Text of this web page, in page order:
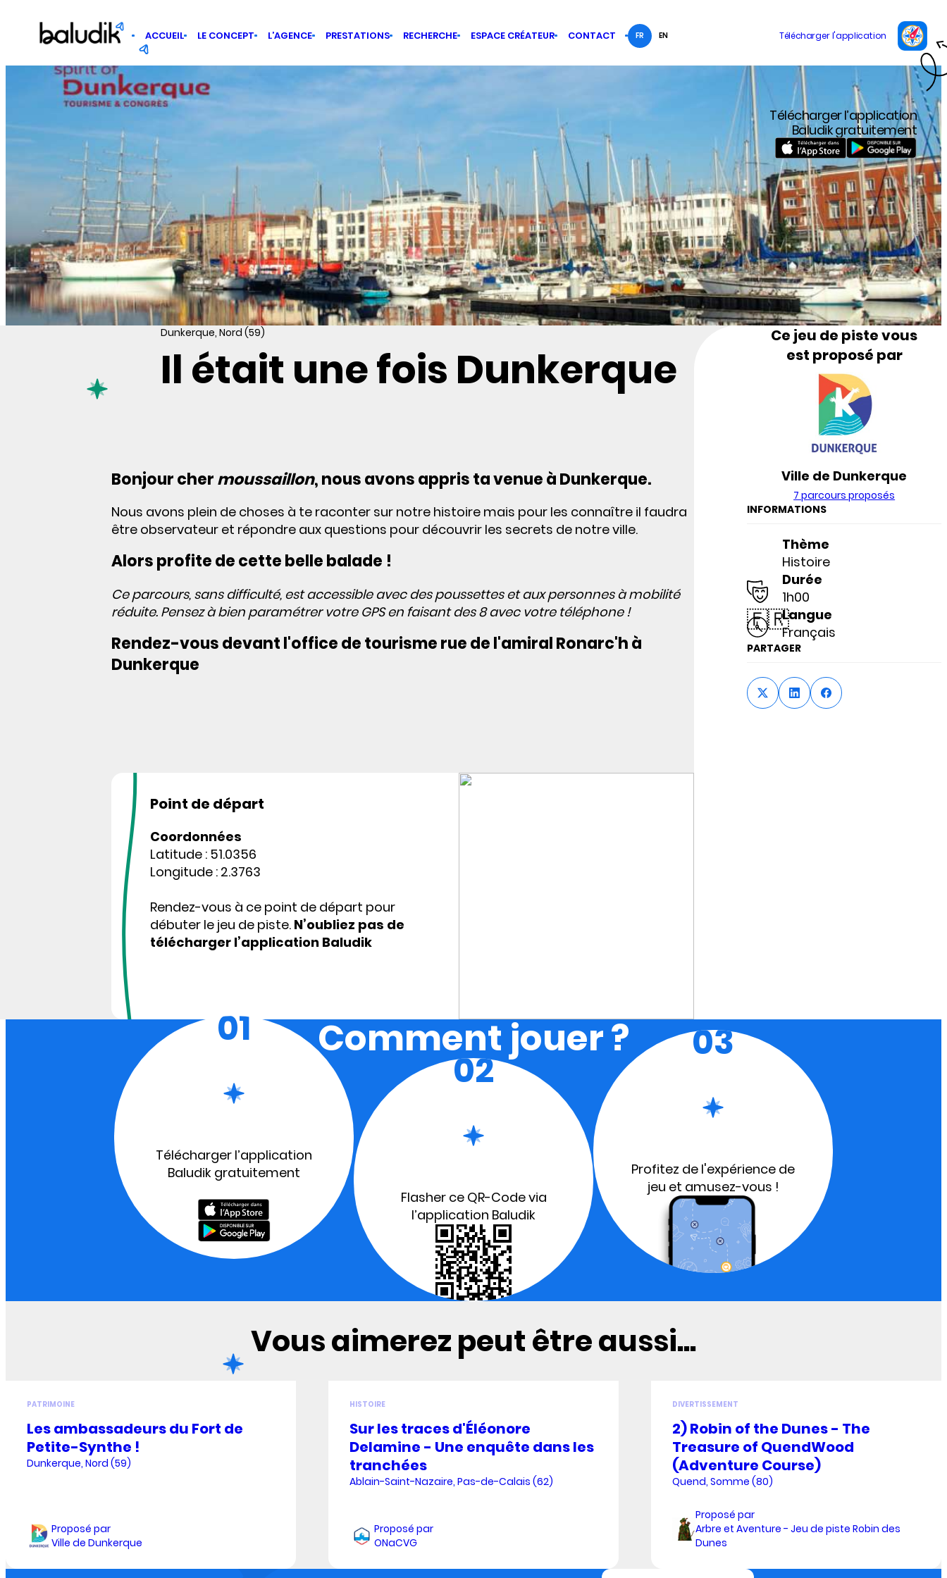
ACCUEIL LE CONCEPT L’AGENCE PRESTATIONS RECHERCHE ESPACE CRÉATEUR CONTACT FR EN
Télécharger l’application
Baludik gratuitement
Dunkerque, Nord (59)
Il était une fois Dunkerque
Bonjour chermoussaillon, nous avons appris ta venue à Dunkerque.
Nous avons plein de choses à te raconter sur notre histoire mais pour les connaître il faudra
être observateur et répondre aux questions pour découvrir les secrets de notre ville.
Alors profite de cette belle balade !
Ce parcours, sans difficulté, est accessible avec des poussettes et aux personnes à mobilité
réduite. Pensez à bien paramétrer votre GPS en faisant des 8 avec votre téléphone !
Rendez-vous devant l'office de tourisme rue de l'amiral Ronarc'h à
Dunkerque
Point de départ
Coordonnées
Latitude : 51.0356
Longitude : 2.3763
Rendez-vous à ce point de départ pour
débuter le jeu de piste. N’oubliez pas de
télécharger l’application Baludik
Ce jeu de piste vous
est proposé par
Ville de Dunkerque
7 parcours proposés
INFORMATIONS
Thème
Histoire
Durée
1h00
🇫🇷Langue
Français
PARTAGER
Comment jouer ?
01
Télécharger l’application
Baludik gratuitement
02
Flasher ce QR-Code via
l’application Baludik
03
Profitez de l'expérience de
jeu et amusez-vous !
Vous aimerez peut être aussi...
PATRIMOINE
Les ambassadeurs du Fort de
Petite-Synthe !
Dunkerque, Nord (59)
Proposé par
Ville de Dunkerque
HISTOIRE
Sur les traces d'Éléonore
Delamine - Une enquête dans les
tranchées
Ablain-Saint-Nazaire, Pas-de-Calais (62)
Proposé par
ONaCVG
DIVERTISSEMENT
2) Robin of the Dunes - The
Treasure of QuendWood
(Adventure Course)
Quend, Somme (80)
Proposé par
Arbre et Aventure - Jeu de piste Robin des
Dunes